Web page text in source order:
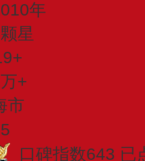
年
星
+
市
口碑指数643 已